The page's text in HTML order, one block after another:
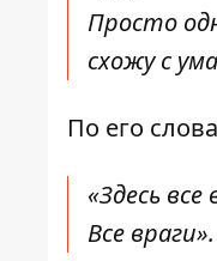
Просто
схожу с
По его
«Здесь
Все враги».